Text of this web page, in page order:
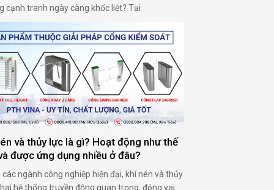
cạnh tranh ngày càng khốc liệt? Tại⁢
chúng⁢ tôi cung ​cấp hệ ‍sinh thái dịch‍ vụ
Marketing ⁤toàn‌ diện, đồng hành hỗ trợ doanh
và thủy lực là gì? Hoạt động như thế
được ứng dụng nhiều ở đâu?
các ngành công nghiệp hiện đại, khí nén và thủy
hệ thống truyền động quan trọng, đóng vai